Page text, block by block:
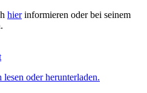
hierinformieren oder bei seinem
oder herunterladen.